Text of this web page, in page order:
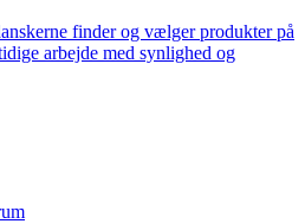
finder og vælger produkter på
arbejde med synlighed og